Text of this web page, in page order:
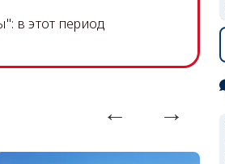
в этот период